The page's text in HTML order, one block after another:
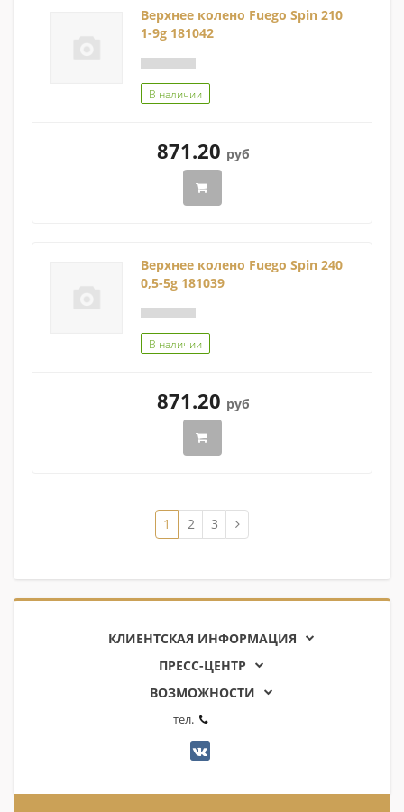
Верхнее колено Fuego Spin 210
1-9g 181042
В наличии
871.20 руб
Верхнее колено Fuego Spin 240
0,5-5g 181039
В наличии
871.20 руб
1 2 3
КЛИЕНТСКАЯ ИНФОРМАЦИЯ
ПРЕСС-ЦЕНТР
ВОЗМОЖНОСТИ
тел.